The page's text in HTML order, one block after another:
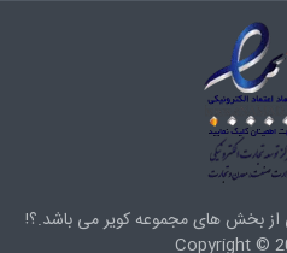
از بخش هایمجموعه کویرمی باشد.؟!
Copyright ©